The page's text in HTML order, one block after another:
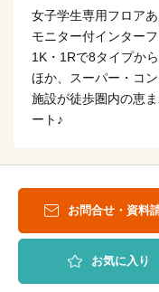
岩手県立産業技術短期大
盛岡→（JR東北本線
「盛岡」駅→（IGR12
岩手県立大学(大学院)
北日本ハイテクニカルク
上野法律ビジネス専門学校
盛岡ペットワールド専門学
盛岡情報ビジネス＆デザ
盛岡外語観光＆ブライダル
盛岡医療福祉スポーツ専門
女子学生専用フロア
モニター付インター
1K・1Rで8タイプか
ほか、スーパー・コ
施設が徒歩圏内の恵
ート♪
お問合せ・資料
お気に入り